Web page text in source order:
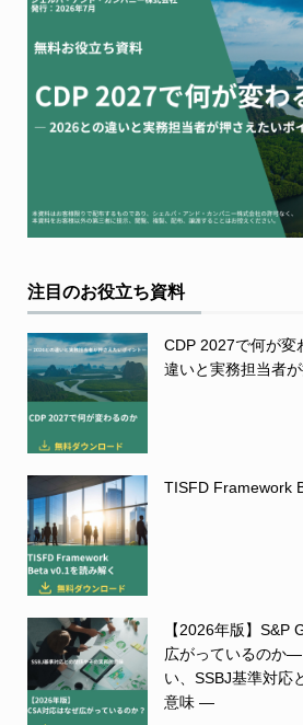
注目のお役立ち資料
CDP 2027で何が
違いと実務担当者
TISFD Framework
【2026年版】S&P
広がっているのか
い、SSBJ基準対応
意味 ―